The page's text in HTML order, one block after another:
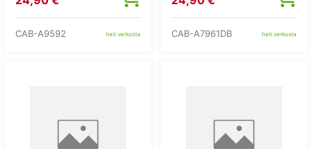
CAB-A9592 heti verkosta CAB-A7961DB heti verkosta